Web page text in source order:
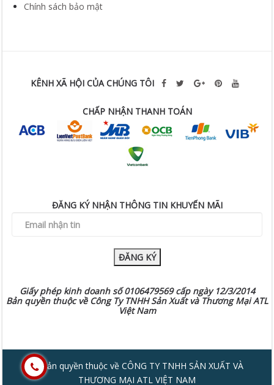
Chính sách bảo mật
KÊNH XÃ HỘI CỦA CHÚNG TÔI
CHẤP NHẬN THANH TOÁN
ĐĂNG KÝ NHẬN THÔNG TIN KHUYẾN MÃI
ĐĂNG KÝ
Giấy phép kinh doanh số 0106479569 cấp ngày 12/3/2014
Bản quyền thuộc về Công Ty TNHH Sản Xuất và Thương Mại ATL
Việt Nam
© Bản quyền thuộc về CÔNG TY TNHH SẢN XUẤT VÀ
THƯƠNG MẠI ATL VIỆT NAM